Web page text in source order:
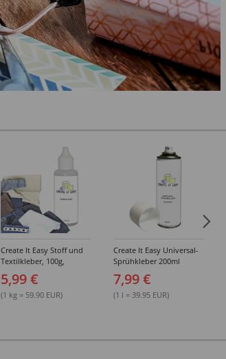
Create It Easy Stoff und
Textilkleber, 100g,
Kunststoffflasche mit
Maldüse
5,99 €
(1 kg = 59.90 EUR)
Create It Easy Universal-
Sprühkleber 200ml
(permanent)
7,99 €
(1 l = 39.95 EUR)